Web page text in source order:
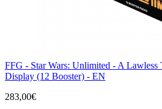
FFG - Star Wars: Unlimited - A Lawless
Display (12 Booster) - EN
283,00€